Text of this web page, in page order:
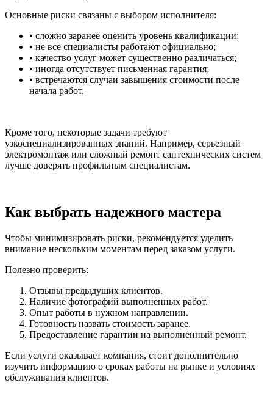
Основные риски связаны с выбором исполнителя:
• сложно заранее оценить уровень квалификации;
• не все специалисты работают официально;
• качество услуг может существенно различаться;
• иногда отсутствует письменная гарантия;
• встречаются случаи завышения стоимости после
начала работ.
Кроме того, некоторые задачи требуют
узкоспециализированных знаний. Например, серьезный
электромонтаж или сложный ремонт сантехнических систем
лучше доверять профильным специалистам.
Как выбрать надежного мастера
Чтобы минимизировать риски, рекомендуется уделить
внимание нескольким моментам перед заказом услуги.
Полезно проверить:
Отзывы предыдущих клиентов.
Наличие фотографий выполненных работ.
Опыт работы в нужном направлении.
Готовность назвать стоимость заранее.
Предоставление гарантии на выполненный ремонт.
Если услуги оказывает компания, стоит дополнительно
изучить информацию о сроках работы на рынке и условиях
обслуживания клиентов.